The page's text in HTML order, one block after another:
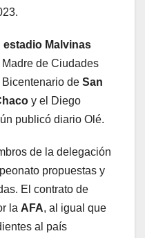
estadio Malvinas
de Ciudades
Bicentenario de San
y el Diego
publicó diario Olé.
de la delegación
propuestas y
El contrato de
la AFA, al igual que
al país